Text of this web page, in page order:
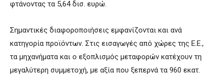
φτάνοντας τα 5,64 δισ. ευρώ.
Σημαντικές διαφοροποιήσεις εμφανίζονται και ανά
κατηγορία προϊόντων. Στις εισαγωγές από χώρες της Ε.Ε.,
τα μηχανήματα και ο εξοπλισμός μεταφορών κατέχουν τη
μεγαλύτερη συμμετοχή, με αξία που ξεπερνά τα 960 εκατ.